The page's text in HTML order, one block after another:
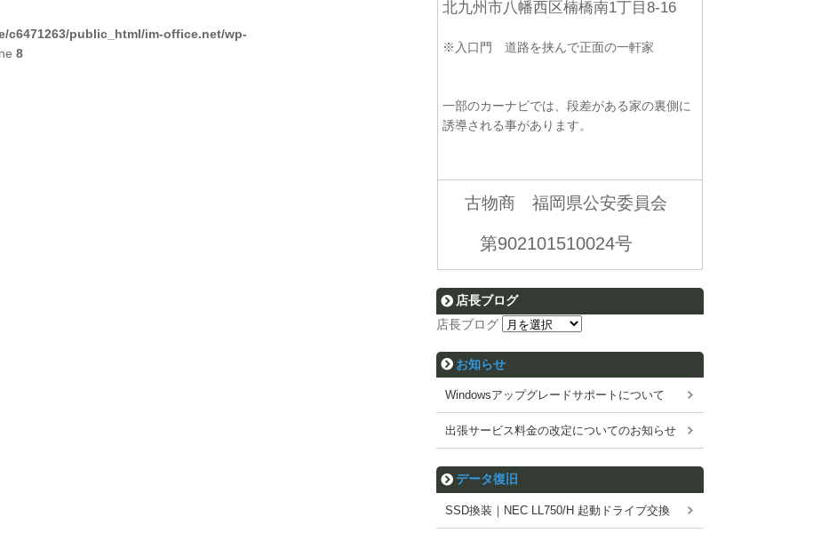
c6471263/public_html/im-office.net/wp-
8
北九州市八幡西区楠橋南1丁目8-16
※入口門 道路を挟んで正面の一軒家
一部のカーナビでは、段差がある家の裏側に
誘導される事があります。
古物商 福岡県公安委員会
第902101510024号
店長ブログ
店長ブログ
お知らせ
Windowsアップグレードサポートについて
出張サービス料金の改定についてのお知らせ
データ復旧
SSD換装｜NEC LL750/H 起動ドライブ交換